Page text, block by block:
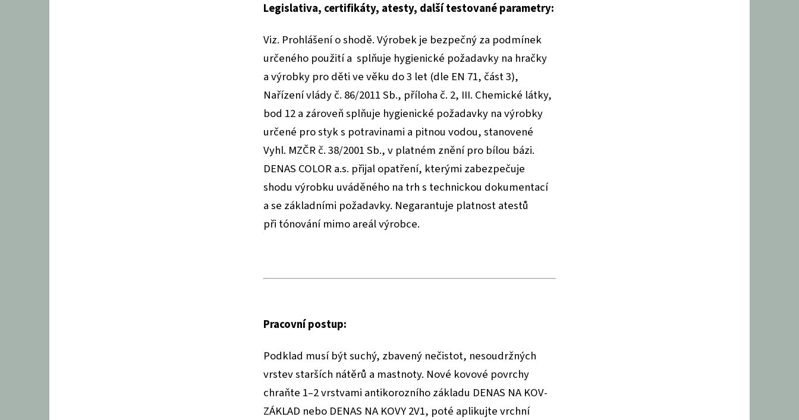
Legislativa, certifikáty, atesty, další testované parametry:
Viz. Prohlášení o shodě. Výrobek je bezpečný za podmínek
určeného použití a splňuje hygienické požadavky na hračky
a výrobky pro děti ve věku do 3 let (dle EN 71, část 3),
Nařízení vlády č. 86/2011 Sb., příloha č. 2, III. Chemické látky,
bod 12 a zároveň splňuje hygienické požadavky na výrobky
určené pro styk s potravinami a pitnou vodou, stanovené
Vyhl. MZČR č. 38/2001 Sb., v platném znění pro bílou bázi.
DENAS COLOR a.s. přijal opatření, kterými zabezpečuje
shodu výrobku uváděného na trh s technickou dokumentací
a se základními požadavky. Negarantuje platnost atestů
při tónování mimo areál výrobce.
Pracovní postup:
Podklad musí být suchý, zbavený nečistot, nesoudržných
vrstev starších nátěrů a mastnoty. Nové kovové povrchy
chraňte 1–2 vrstvami antikorozního základu DENAS NA KOV-
ZÁKLAD nebo DENAS NA KOVY 2V1, poté aplikujte vrchní